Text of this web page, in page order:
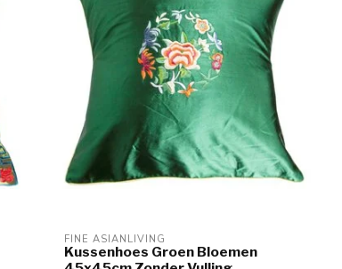
FINE ASIANLIVING
Kussenhoes Groen Bloemen